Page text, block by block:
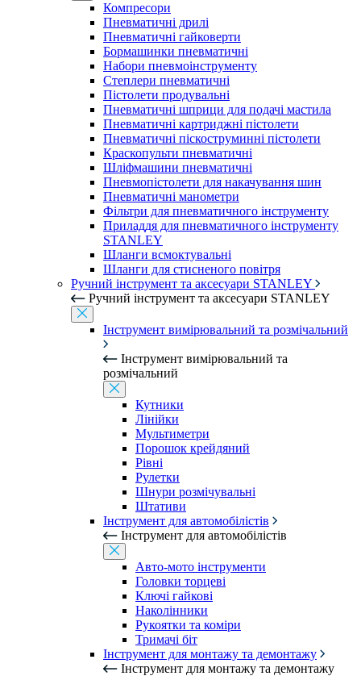
Компресори
Пневматичні дрилі
Пневматичні гайковерти
Бормашинки пневматичні
Набори пневмоінструменту
Степлери пневматичні
Пістолети продувальні
Пневматичні шприци для подачі мастила
Пневматичні картриджні пістолети
Пневматичні піскоструминні пістолети
Краскопульти пневматичні
Шліфмашини пневматичні
Пневмопістолети для накачування шин
Пневматичні манометри
Фільтри для пневматичного інструменту
Приладдя для пневматичного інструменту
STANLEY
Шланги всмоктувальні
Шланги для стисненого повітря
Ручний інструмент та аксесуари STANLEY
Ручний інструмент та аксесуари STANLEY
Інструмент вимірювальний та розмічальний
Інструмент вимірювальний та
розмічальний
Кутники
Лінійки
Мультиметри
Порошок крейдяний
Рівні
Рулетки
Шнури розмічувальні
Штативи
Інструмент для автомобілістів
Інструмент для автомобілістів
Авто-мото інструменти
Головки торцеві
Ключі гайкові
Наколінники
Рукоятки та коміри
Тримачі біт
Інструмент для монтажу та демонтажу
Інструмент для монтажу та демонтажу